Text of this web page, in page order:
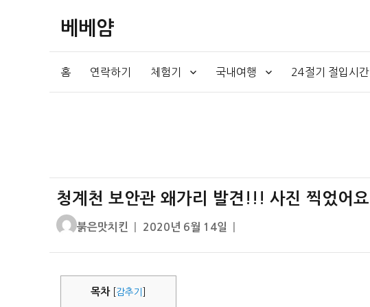
베베얌
홈 연락하기 체험기 국내여행 24절기 절입시간
청계천 보안관 왜가리 발견!!! 사진 찍었어요
글
붉은맛치킨
작
자
2020년 6월 14일
목차 감추기